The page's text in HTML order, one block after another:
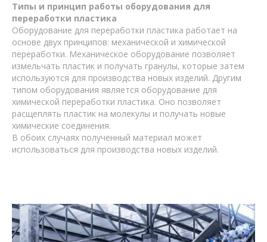
Типы и принцип работы оборудования для
переработки пластика
Оборудование для переработки пластика работает на
основе двух принципов: механической и химической
переработки. Механическое оборудование позволяет
измельчать пластик и получать гранулы, которые затем
используются для производства новых изделий. Другим
типом оборудования является оборудование для
химической переработки пластика. Оно позволяет
расщеплять пластик на молекулы и получать новые
химические соединения.
В обоих случаях полученный материал может
использоваться для производства новых изделий.